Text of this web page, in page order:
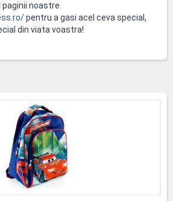
noastre
pentru a gasi acel ceva special,
din viata voastra!